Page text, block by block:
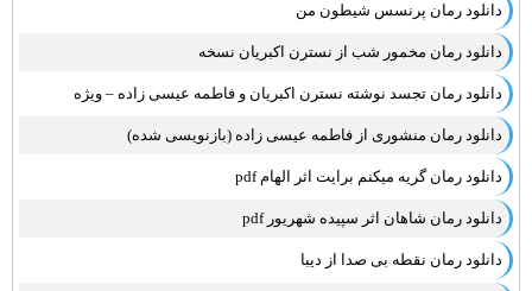
دانلود رمان پرنسس شیطون من
دانلود رمان مخمور شب از نسترن اکبریان نسخه
دانلود رمان تجسد نوشته نسترن اکبریان و فاطمه عیسی زاده – ویژه
دانلود رمان منشوری از فاطمه عیسی زاده (بازنویسی شده)
دانلود رمان گریه میکنم برایت اثر الهام pdf
دانلود رمان شاهان اثر سپیده شهریور pdf
دانلود رمان نقطه بی صدا از دیبا